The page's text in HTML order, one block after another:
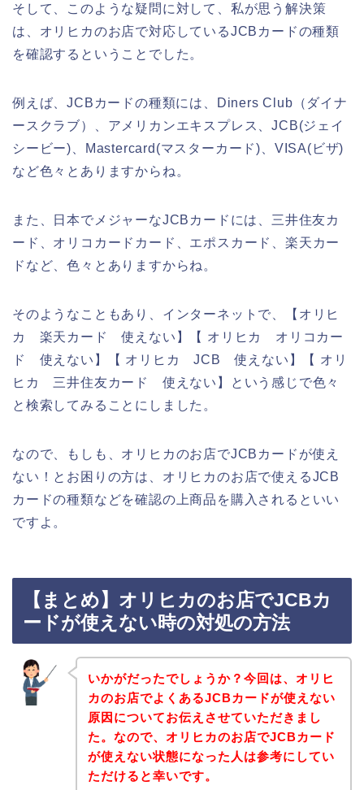
そして、このような疑問に対して、私が思う解決策
は、オリヒカのお店で対応しているJCBカードの種類
を確認するということでした。
例えば、JCBカードの種類には、Diners Club（ダイナ
ースクラブ）、アメリカンエキスプレス、JCB(ジェイ
シービー)、Mastercard(マスターカード)、VISA(ビザ)
など色々とありますからね。
また、日本でメジャーなJCBカードには、三井住友カ
ード、オリコカードカード、エポスカード、楽天カー
ドなど、色々とありますからね。
そのようなこともあり、インターネットで、【オリヒ
カ 楽天カード 使えない】【 オリヒカ オリコカー
ド 使えない】【 オリヒカ JCB 使えない】【 オリ
ヒカ 三井住友カード 使えない】という感じで色々
と検索してみることにしました。
なので、もしも、オリヒカのお店でJCBカードが使え
ない！とお困りの方は、オリヒカのお店で使えるJCB
カードの種類などを確認の上商品を購入されるといい
ですよ。
【まとめ】オリヒカのお店でJCBカ
ードが使えない時の対処の方法
いかがだったでしょうか？今回は、オリヒ
カのお店でよくあるJCBカードが使えない
原因についてお伝えさせていただきまし
た。なので、オリヒカのお店でJCBカード
が使えない状態になった人は参考にしてい
ただけると幸いです。